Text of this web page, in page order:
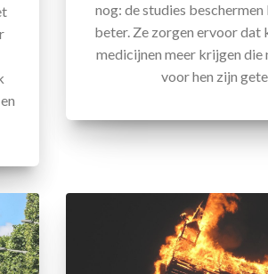
nog: de studies
beter. Ze zorgen ervoor dat
medicijnen meer krijgen die
voor hen zijn